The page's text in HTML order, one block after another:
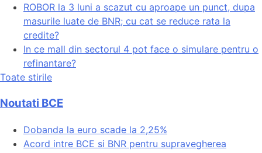
ROBOR la 3 luni a scazut cu aproape un punct, dupa
masurile luate de BNR; cu cat se reduce rata la
credite?
In ce mall din sectorul 4 pot face o simulare pentru o
refinantare?
Toate stirile
Noutati BCE
Dobanda la euro scade la 2,25%
Acord intre BCE si BNR pentru supravegherea